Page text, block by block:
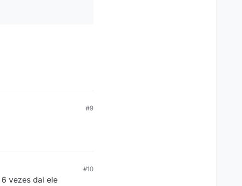
#9
#10
vezes dai ele